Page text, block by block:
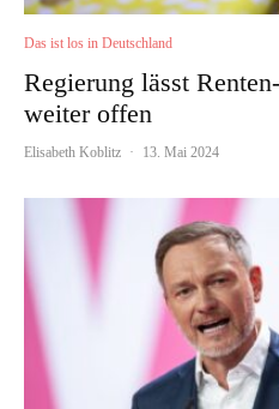
Das ist los in Deutschland
Regierung lässt
weiter offen
Elisabeth Koblitz · 13. Mai 2024